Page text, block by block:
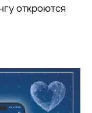
откроются